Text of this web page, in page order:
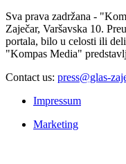
Sva prava zadržana -
Zaječar, Varšavska 10.
portala, bilo u celosti ili
"Kompas Media"
Contact us: press@glas-
Impressum
Marketing